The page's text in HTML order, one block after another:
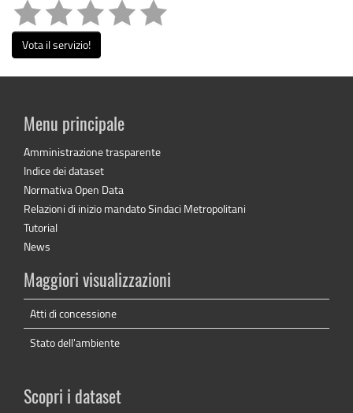
Vota il servizio!
Menu principale
Amministrazione trasparente
Indice dei dataset
Normativa Open Data
Relazioni di inizio mandato Sindaci Metropolitani
Tutorial
News
Maggiori visualizzazioni
Atti di concessione
Stato dell'ambiente
Scopri i dataset